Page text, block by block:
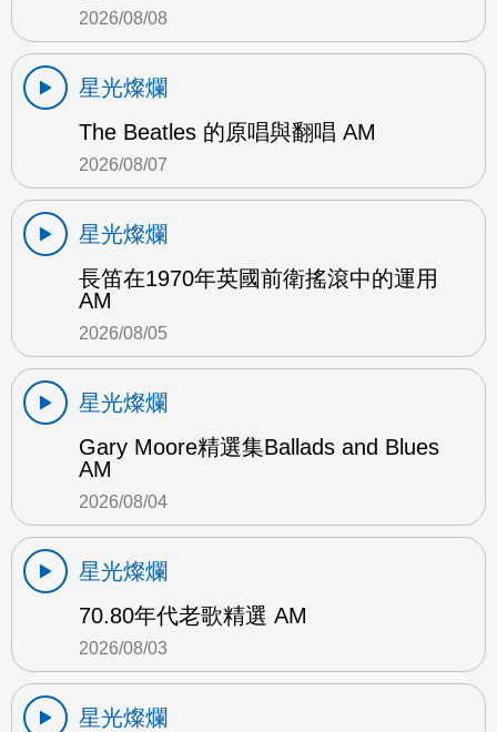
2026/08/08
星光燦爛
The Beatles 的原唱與翻唱 AM
2026/08/07
星光燦爛
長笛在1970年英國前衛搖滾中的運用
AM
2026/08/05
星光燦爛
Gary Moore精選集Ballads and Blues
AM
2026/08/04
星光燦爛
70.80年代老歌精選 AM
2026/08/03
星光燦爛